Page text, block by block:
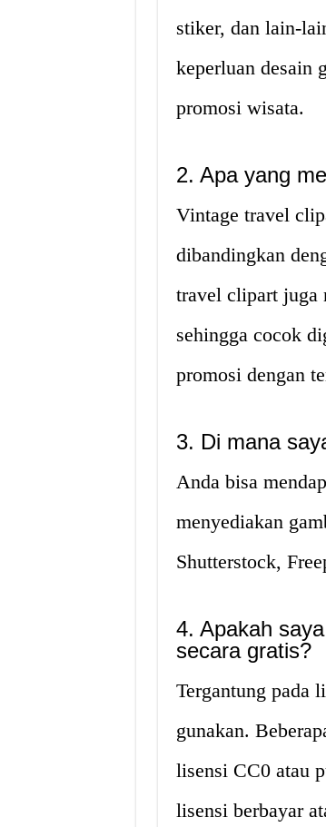
stiker, dan lain-
keperluan desain
promosi wisata.
2. Apa yang
Vintage travel
dibandingkan
travel clipart juga
sehingga cocok
promosi dengan
3. Di mana
Anda bisa
menyediakan
Shutterstock,
4. Apakah
secara gratis?
Tergantung pada
gunakan.
lisensi CC0 atau
lisensi berbayar